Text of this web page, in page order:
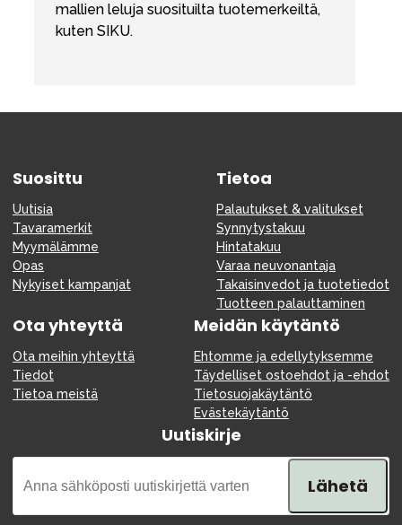
mallien leluja suosituilta tuotemerkeiltä,
kuten SIKU.
Suosittu
Uutisia
Tavaramerkit
Myymälämme
Opas
Nykyiset kampanjat
Tietoa
Palautukset & valitukset
Synnytystakuu
Hintatakuu
Varaa neuvonantaja
Takaisinvedot ja tuotetiedot
Tuotteen palauttaminen
Ota yhteyttä
Ota meihin yhteyttä
Tiedot
Tietoa meistä
Meidän käytäntö
Ehtomme ja edellytyksemme
Täydelliset ostoehdot ja -ehdot
Tietosuojakäytäntö
Evästekäytäntö
Uutiskirje
Lähetä